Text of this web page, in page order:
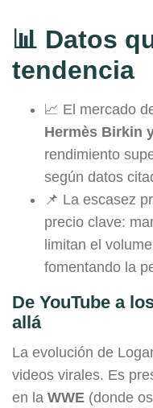
📊 Datos
tendencia
📈 El mercado
Hermès Birkin
rendimiento
según datos
📌 La escasez
precio clave:
limitan el
fomentando la
De YouTube a
allá
La evolución de
videos virales. Es
en la WWE (donde